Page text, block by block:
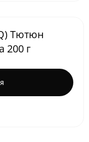
Тютюн
200 г